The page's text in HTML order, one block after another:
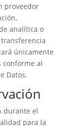
proveedor
analítica o
únicamente
conforme al
Datos.
durante el
para la